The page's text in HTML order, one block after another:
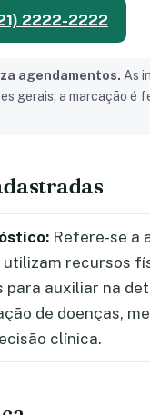
2222-2222
agendamentos. As
gerais; a marcação é
Refere-se a
utilizam recursos
para auxiliar na
de doenças,
clínica.